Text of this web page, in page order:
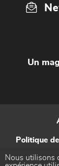
Un
Politique
Nous utilisons